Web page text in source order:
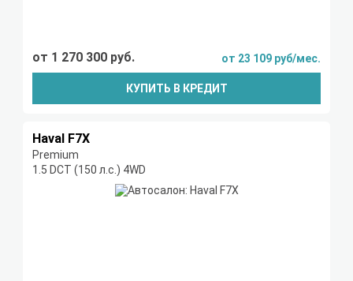
от 1 270 300 руб. от 23 109 руб/мес.
КУПИТЬ В КРЕДИТ
Haval F7X
Premium
1.5 DCT (150 л.с.) 4WD